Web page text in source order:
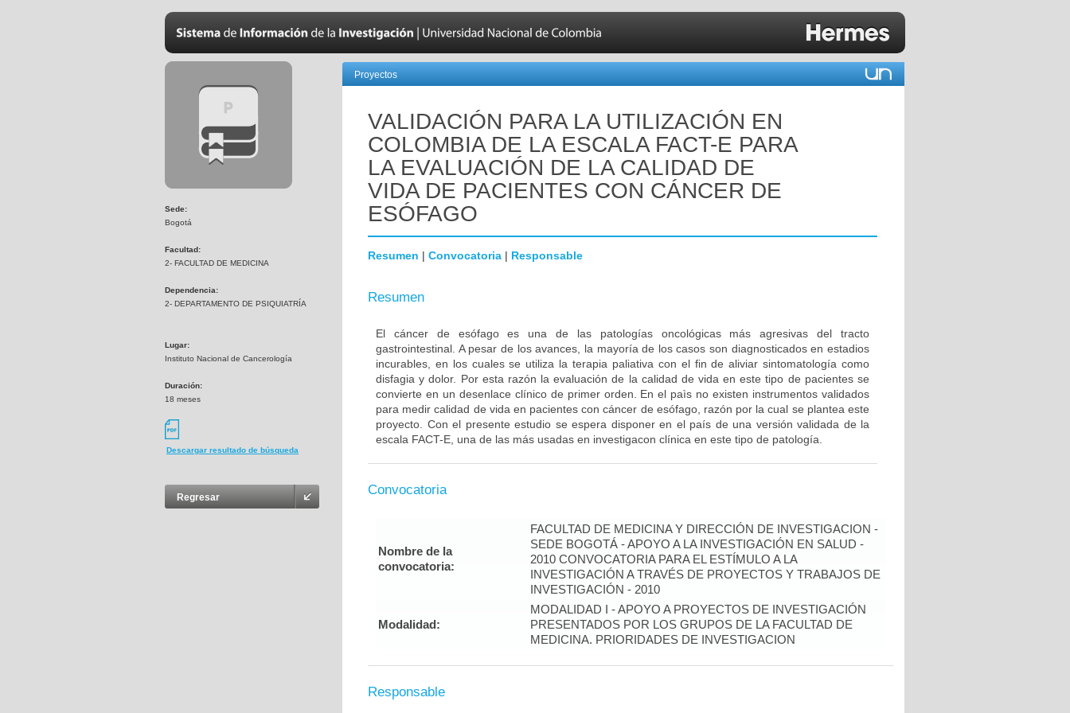
Sede:
Bogotá
Facultad:
2- FACULTAD DE MEDICINA
Dependencia:
2- DEPARTAMENTO DE PSIQUIATRÍA
Lugar:
Instituto Nacional de Cancerología
Duración:
18 meses
Descargar resultado de búsqueda
Regresar
Proyectos
VALIDACIÓN PARA LA UTILIZACIÓN EN
COLOMBIA DE LA ESCALA FACT-E PARA
LA EVALUACIÓN DE LA CALIDAD DE
VIDA DE PACIENTES CON CÁNCER DE
ESÓFAGO
Resumen | Convocatoria | Responsable
Resumen
El cáncer de esófago es una de las patologías oncológicas más agresivas del tracto
gastrointestinal. A pesar de los avances, la mayoría de los casos son diagnosticados en estadios
incurables, en los cuales se utiliza la terapia paliativa con el fin de aliviar sintomatología como
disfagia y dolor. Por esta razón la evaluación de la calidad de vida en este tipo de pacientes se
convierte en un desenlace clínico de primer orden. En el paìs no existen instrumentos validados
para medir calidad de vida en pacientes con cáncer de esófago, razón por la cual se plantea este
proyecto. Con el presente estudio se espera disponer en el país de una versión validada de la
escala FACT-E, una de las más usadas en investigacon clínica en este tipo de patología.
Convocatoria
Nombre de la
convocatoria:
FACULTAD DE MEDICINA Y DIRECCIÓN DE INVESTIGACION -
SEDE BOGOTÁ - APOYO A LA INVESTIGACIÓN EN SALUD -
2010 CONVOCATORIA PARA EL ESTÍMULO A LA
INVESTIGACIÓN A TRAVÉS DE PROYECTOS Y TRABAJOS DE
INVESTIGACIÓN - 2010
Modalidad:
MODALIDAD I - APOYO A PROYECTOS DE INVESTIGACIÓN
PRESENTADOS POR LOS GRUPOS DE LA FACULTAD DE
MEDICINA. PRIORIDADES DE INVESTIGACION
Responsable